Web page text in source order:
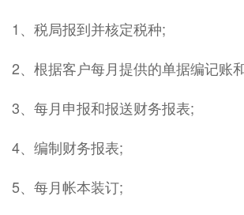
1、税局报到并核定税种;
2、根据客户每月提供的单据编记账
3、每月申报和报送财务报表;
4、编制财务报表;
5、每月帐本装订;